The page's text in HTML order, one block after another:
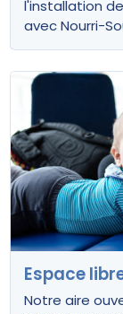
l'installation
avec Nourri-
Espace
Notre aire